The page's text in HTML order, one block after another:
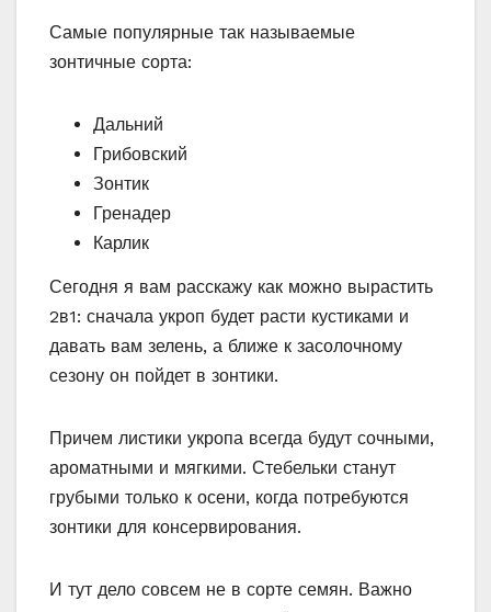
Самые популярные так называемые
зонтичные сорта:
Дальний
Грибовский
Зонтик
Гренадер
Карлик
Сегодня я вам расскажу как можно вырастить
2в1: сначала укроп будет расти кустиками и
давать вам зелень, а ближе к засолочному
сезону он пойдет в зонтики.
Причем листики укропа всегда будут сочными,
ароматными и мягкими. Стебельки станут
грубыми только к осени, когда потребуются
зонтики для консервирования.
И тут дело совсем не в сорте семян. Важно